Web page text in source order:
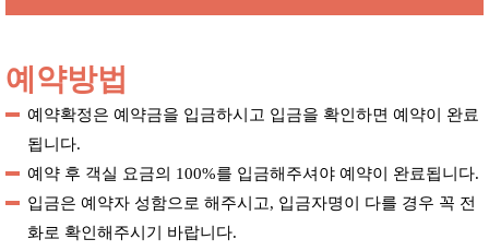
예약방법
예약확정은 예약금을 입금하시고 입금을 확인하면 예약이 완료
됩니다.
예약 후 객실 요금의 100%를 입금해주셔야 예약이 완료됩니다.
입금은 예약자 성함으로 해주시고, 입금자명이 다를 경우 꼭 전
화로 확인해주시기 바랍니다.